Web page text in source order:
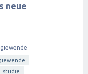
neue
studie